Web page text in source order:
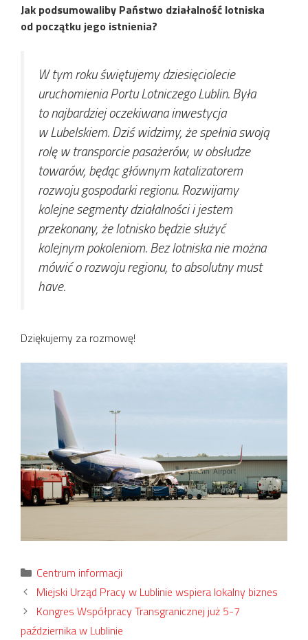
Jak podsumowaliby Państwo działalność lotniska
od początku jego istnienia?
W tym roku świętujemy dziesięciolecie
uruchomienia Portu Lotniczego Lublin. Była
to najbardziej oczekiwana inwestycja
w Lubelskiem. Dziś widzimy, że spełnia swoją
rolę w transporcie pasażerów, w obsłudze
towarów, będąc głównym katalizatorem
rozwoju gospodarki regionu. Rozwijamy
kolejne segmenty działalności i jestem
przekonany, że lotnisko będzie służyć
kolejnym pokoleniom. Bez lotniska nie można
mówić o rozwoju regionu, to absolutny must
have.
Dziękujemy za rozmowę!
Kategorie
Centrum informacji
Miejski Urząd Pracy w Lublinie wspiera lokalny biznes
Kongres Współpracy Transgranicznej już 5-7
października w Lublinie